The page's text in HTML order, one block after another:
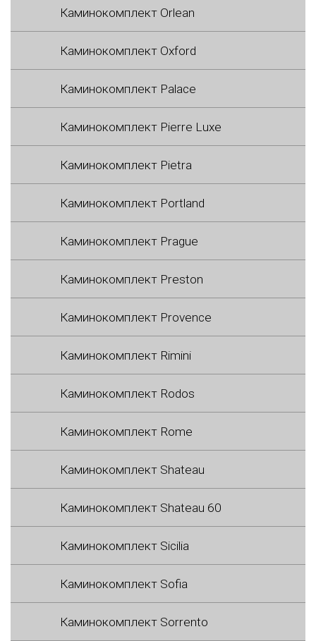
Каминокомплект Orlean
Каминокомплект Oxford
Каминокомплект Palace
Каминокомплект Pierre Luxe
Каминокомплект Pietra
Каминокомплект Portland
Каминокомплект Prague
Каминокомплект Preston
Каминокомплект Provence
Каминокомплект Rimini
Каминокомплект Rodos
Каминокомплект Rome
Каминокомплект Shateau
Каминокомплект Shateau 60
Каминокомплект Sicilia
Каминокомплект Sofia
Каминокомплект Sorrento